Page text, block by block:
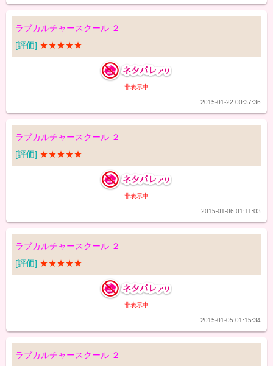
ラブカルチャースクール ２
[評価] ★★★★★
非表示中
2015-01-22 00:37:36
ラブカルチャースクール ２
[評価] ★★★★★
非表示中
2015-01-06 01:11:03
ラブカルチャースクール ２
[評価] ★★★★★
非表示中
2015-01-05 01:15:34
ラブカルチャースクール ２